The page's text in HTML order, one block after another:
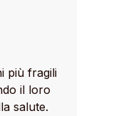
più fragili
il loro
salute.